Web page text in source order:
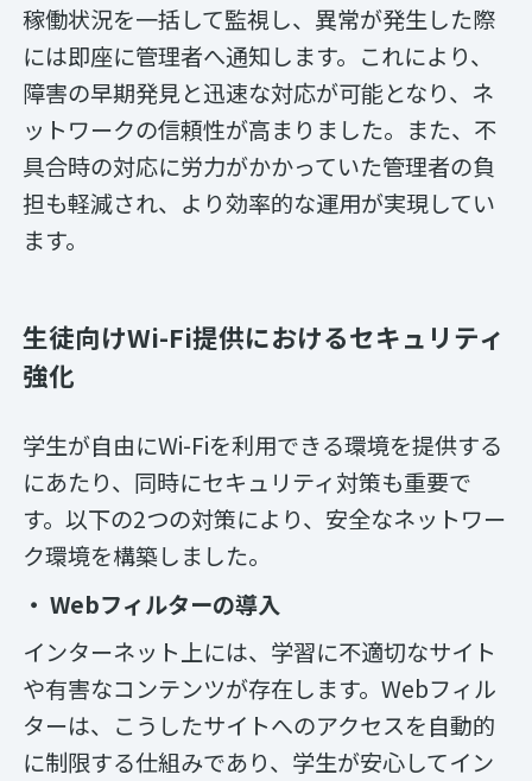
稼働状況を一括して監視し、異常が発生した際
には即座に管理者へ通知します。これにより、
障害の早期発見と迅速な対応が可能となり、ネ
ットワークの信頼性が高まりました。また、不
具合時の対応に労力がかかっていた管理者の負
担も軽減され、より効率的な運用が実現してい
ます。
生徒向けWi-Fi提供におけるセキュリティ
強化
学生が自由にWi-Fiを利用できる環境を提供する
にあたり、同時にセキュリティ対策も重要で
す。以下の2つの対策により、安全なネットワー
ク環境を構築しました。
・ Webフィルターの導入
インターネット上には、学習に不適切なサイト
や有害なコンテンツが存在します。Webフィル
ターは、こうしたサイトへのアクセスを自動的
に制限する仕組みであり、学生が安心してイン